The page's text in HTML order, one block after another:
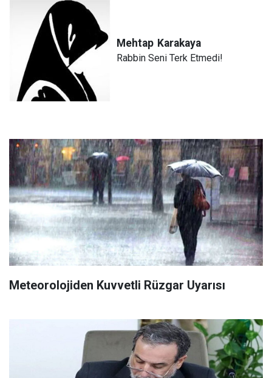
Mehtap Karakaya
Rabbin Seni Terk Etmedi!
Meteorolojiden Kuvvetli Rüzgar Uyarısı